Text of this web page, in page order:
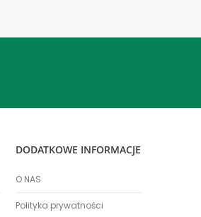
DODATKOWE INFORMACJE
O NAS
Polityka prywatności